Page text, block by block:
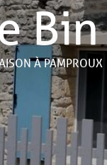
À PAMPROUX